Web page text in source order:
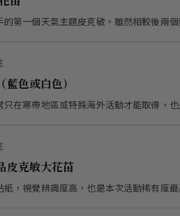
的第一個天氣主題皮克敏。雖然相較後兩
色或白色）
在寒帶地區或特殊海外活動才能取得，
皮克敏大花苗
，視覺辨識度高，也是本次活動稀有度